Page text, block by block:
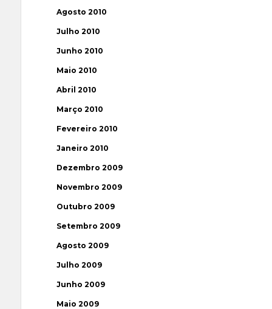
Agosto 2010
Julho 2010
Junho 2010
Maio 2010
Abril 2010
Março 2010
Fevereiro 2010
Janeiro 2010
Dezembro 2009
Novembro 2009
Outubro 2009
Setembro 2009
Agosto 2009
Julho 2009
Junho 2009
Maio 2009